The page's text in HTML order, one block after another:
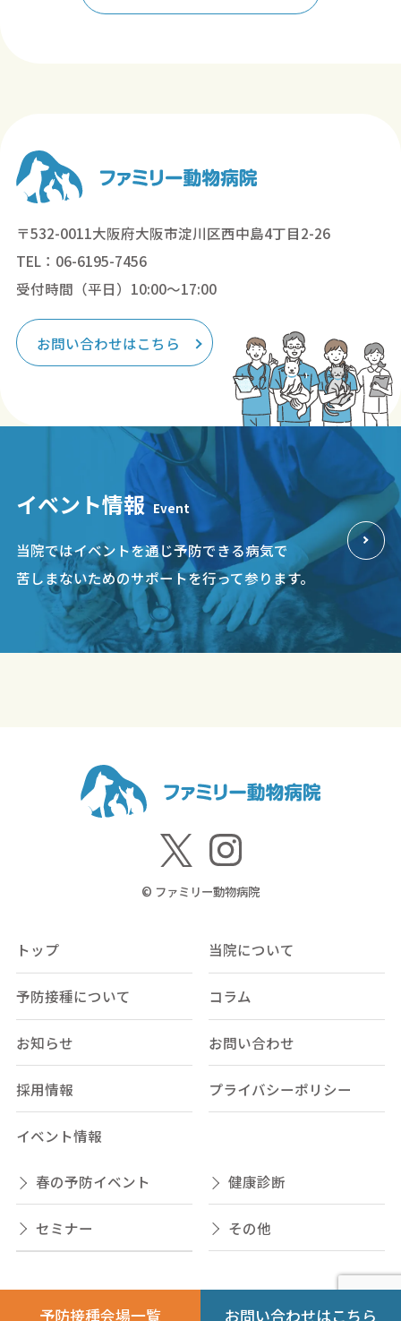
〒532-0011大阪府大阪市淀川区西中島4丁目2-26
TEL：06-6195-7456
受付時間（平日）10:00～17:00
お問い合わせはこちら
イベント情報 Event
当院ではイベントを通じ予防できる病気で
苦しまないためのサポートを行って参ります。
© ファミリー動物病院
トップ 当院について
予防接種について コラム
お知らせ お問い合わせ
採用情報 プライバシーポリシー
イベント情報
春の予防イベント 健康診断
セミナー その他
予防接種会場一覧 お問い合わせはこちら